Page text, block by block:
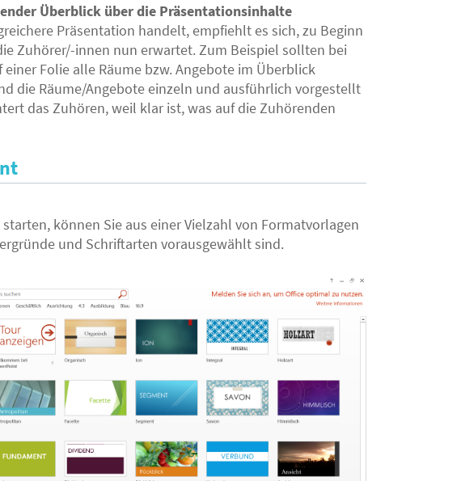
Überblick über die Präsentationsinhalte
Präsentation handelt, empfiehlt es sich, zu Beginn
Zuhörer/-innen nun erwartet. Zum Beispiel sollten bei
Folie alle Räume bzw. Angebote im Überblick
die Räume/Angebote einzeln und ausführlich vorgestellt
das Zuhören, weil klar ist, was auf die Zuhörenden
können Sie aus einer Vielzahl von Formatvorlagen
und Schriftarten vorausgewählt sind.